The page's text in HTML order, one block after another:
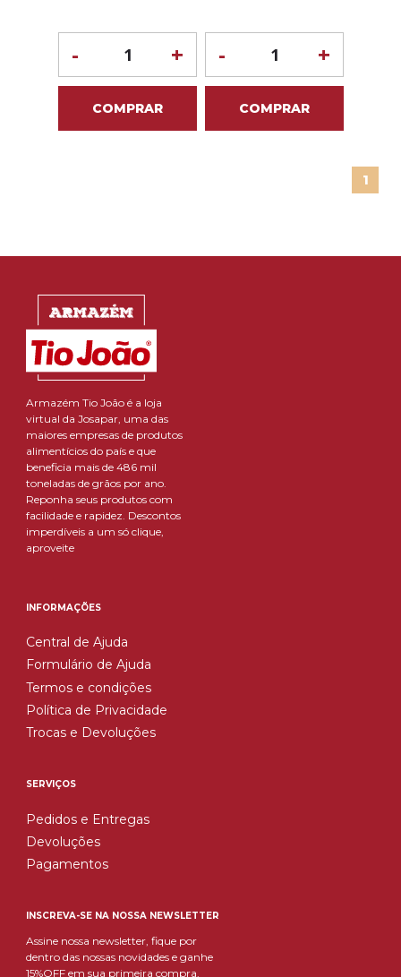
+
-
COMPRAR
+
-
COMPRAR
1
Armazém Tio João é a loja
virtual da Josapar, uma das
maiores empresas de produtos
alimentícios do país e que
beneficia mais de 486 mil
toneladas de grãos por ano.
Reponha seus produtos com
facilidade e rapidez. Descontos
imperdíveis a um só clique,
aproveite
INFORMAÇÕES
Central de Ajuda
Formulário de Ajuda
Termos e condições
Política de Privacidade
Trocas e Devoluções
SERVIÇOS
Pedidos e Entregas
Devoluções
Pagamentos
INSCREVA-SE NA NOSSA NEWSLETTER
Assine nossa newsletter, fique por
dentro das nossas novidades e ganhe
15%OFF em sua primeira compra.